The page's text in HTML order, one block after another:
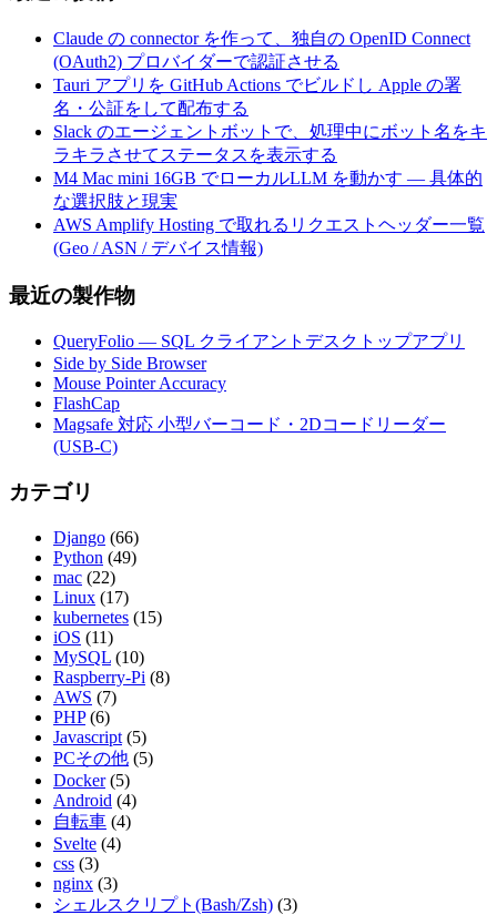
Claude の connector を作って、独自の OpenID Connect
(OAuth2) プロバイダーで認証させる
Tauri アプリを GitHub Actions でビルドし Apple の署
名・公証をして配布する
Slack のエージェントボットで、処理中にボット名をキ
ラキラさせてステータスを表示する
M4 Mac mini 16GB でローカルLLM を動かす — 具体的
な選択肢と現実
AWS Amplify Hosting で取れるリクエストヘッダー一覧
(Geo / ASN / デバイス情報)
最近の製作物
QueryFolio — SQL クライアントデスクトップアプリ
Side by Side Browser
Mouse Pointer Accuracy
FlashCap
Magsafe 対応 小型バーコード・2Dコードリーダー
(USB-C)
カテゴリ
Django (66)
Python (49)
mac (22)
Linux (17)
kubernetes (15)
iOS (11)
MySQL (10)
Raspberry-Pi (8)
AWS (7)
PHP (6)
Javascript (5)
PCその他 (5)
Docker (5)
Android (4)
自転車 (4)
Svelte (4)
css (3)
nginx (3)
シェルスクリプト(Bash/Zsh) (3)